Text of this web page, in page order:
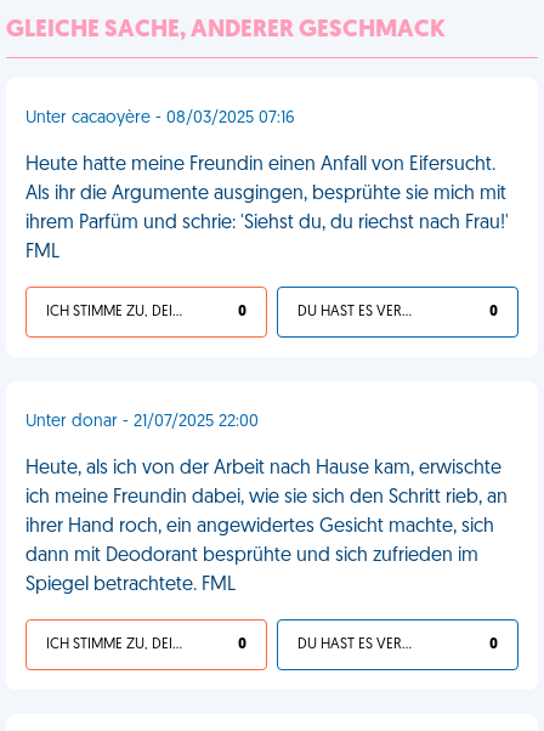
GLEICHE SACHE, ANDERER GESCHMACK
Unter cacaoyère - 08/03/2025 07:16
Heute hatte meine Freundin einen Anfall von Eifersucht.
Als ihr die Argumente ausgingen, besprühte sie mich mit
ihrem Parfüm und schrie: 'Siehst du, du riechst nach Frau!'
FML
ICH STIMME ZU, DEIN LEBEN IST SCHEISSE 0 DU HAST ES VERDIENT 0
Unter donar - 21/07/2025 22:00
Heute, als ich von der Arbeit nach Hause kam, erwischte
ich meine Freundin dabei, wie sie sich den Schritt rieb, an
ihrer Hand roch, ein angewidertes Gesicht machte, sich
dann mit Deodorant besprühte und sich zufrieden im
Spiegel betrachtete. FML
ICH STIMME ZU, DEIN LEBEN IST SCHEISSE 0 DU HAST ES VERDIENT 0